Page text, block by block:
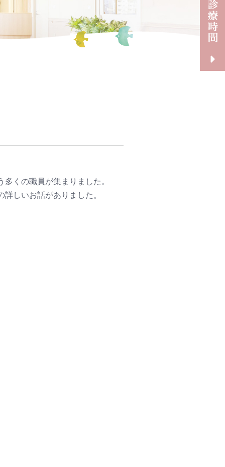
くの職員が集まりました。
しいお話がありました。